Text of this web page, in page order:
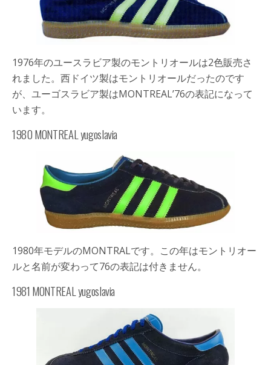
1976年のユースラビア製のモントリオールは2色販売さ
れました。西ドイツ製はモントリオールだったのです
が、ユーゴスラビア製はMONTREAL’76の表記になって
います。
1980 MONTREAL yugoslavia
1980年モデルのMONTRALです。この年はモントリオー
ルと名前が変わって76の表記は付きません。
1981 MONTREAL yugoslavia